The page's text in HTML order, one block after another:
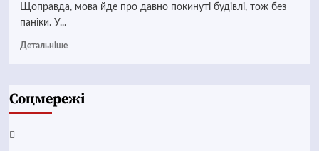
Щоправда, мова йде про давно покинуті будівлі, тож без
паніки. У...
Детальніше
Соцмережі
Facebook